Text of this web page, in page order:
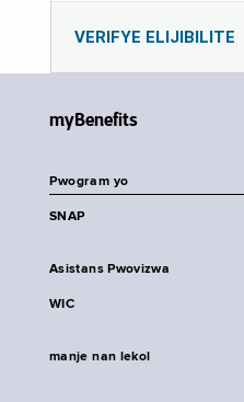
VERIFYE ELIJIBILITE
myBenefits
Pwogram yo
SNAP
Asistans Pwovizwa
WIC
manje nan lekol